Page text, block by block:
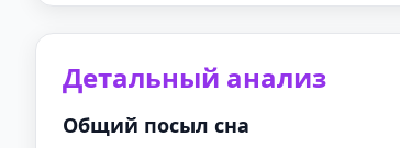
Детальный анализ
Общий посыл сна